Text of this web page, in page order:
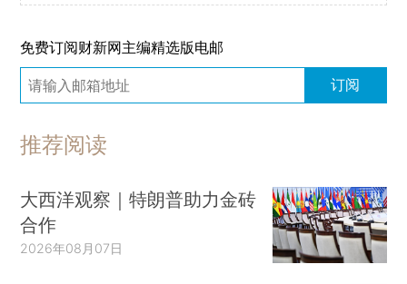
免费订阅财新网主编精选版电邮
订阅
推荐阅读
大西洋观察｜特朗普助力金砖
合作
2026年08月07日